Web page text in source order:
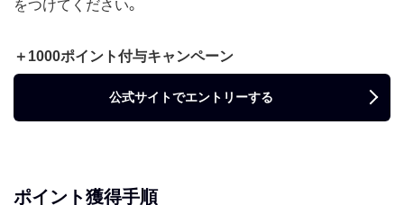
をつけてください。
＋1000ポイント付与キャンペーン
公式サイトでエントリーする
ポイント獲得手順